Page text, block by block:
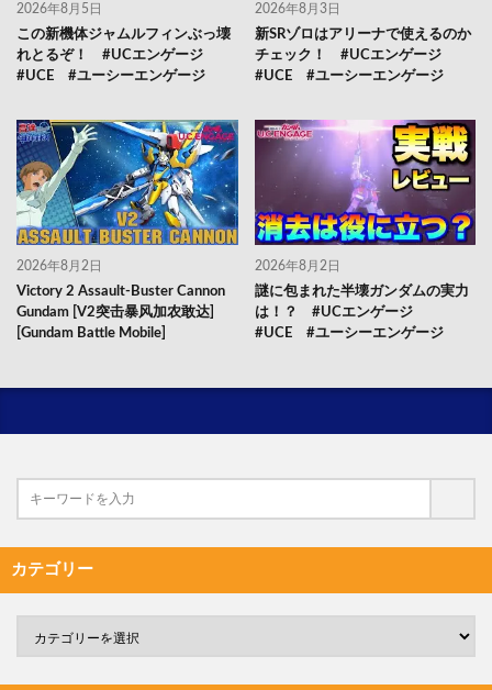
2026年8月5日
この新機体ジャムルフィンぶっ壊
れとるぞ！ #UCエンゲージ
#UCE #ユーシーエンゲージ
2026年8月3日
新SRゾロはアリーナで使えるのか
チェック！ #UCエンゲージ
#UCE #ユーシーエンゲージ
2026年8月2日
Victory 2 Assault-Buster Cannon
Gundam [V2突击暴风加农敢达]
[Gundam Battle Mobile]
2026年8月2日
謎に包まれた半壊ガンダムの実力
は！？ #UCエンゲージ
#UCE #ユーシーエンゲージ
カテゴリー